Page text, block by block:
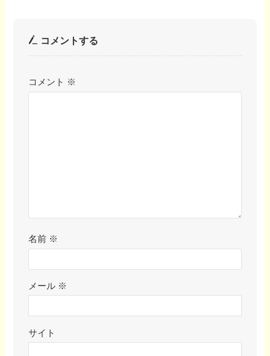
コメントする
コメント ※
名前 ※
メール ※
サイト